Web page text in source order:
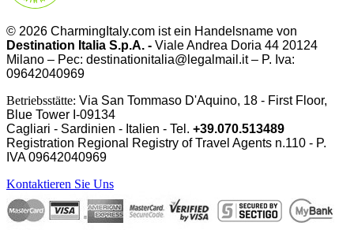
© 2026 CharmingItaly.com ist ein Handelsname von
Destination Italia S.p.A. - Viale Andrea Doria 44 20124
Milano – Pec: destinationitalia@legalmail.it – P. Iva:
09642040969
Betriebsstätte: Via San Tommaso D'Aquino, 18 - First Floor,
Blue Tower I-09134
Cagliari - Sardinien - Italien - Tel. +39.070.513489
Registration Regional Registry of Travel Agents n.110 - P.
IVA09642040969
Kontaktieren Sie Uns